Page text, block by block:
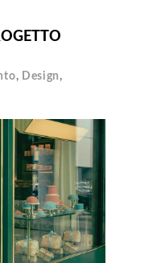
, Design,